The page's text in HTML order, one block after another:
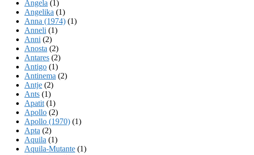
Angela (1)
Angelika (1)
Anna (1974) (1)
Anneli (1)
Anni (2)
Anosta (2)
Antares (2)
Antigo (1)
Antinema (2)
Antje (2)
Ants (1)
Apatit (1)
Apollo (2)
Apollo (1970) (1)
Apta (2)
Aquila (1)
Aquila-Mutante (1)